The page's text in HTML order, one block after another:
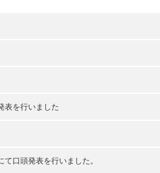
表を行いました
口頭発表を行いました。